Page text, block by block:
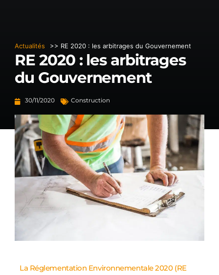
Actualités >> RE 2020 : les arbitrages du Gouvernement
RE 2020 : les arbitrages
du Gouvernement
30/11/2020 Construction
La Réglementation Environnementale 2020 (RE